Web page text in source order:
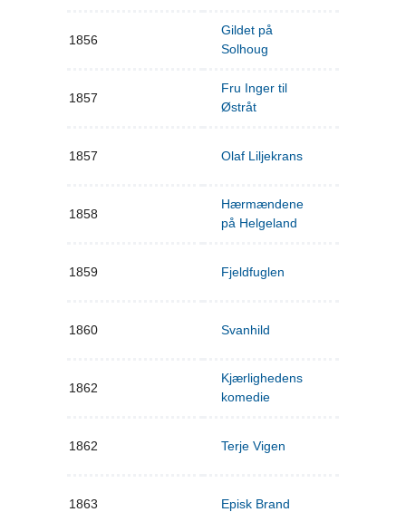
1856
Gildet på
Solhoug
1857
Fru Inger til
Østråt
1857 Olaf Liljekrans
1858
Hærmændene
på Helgeland
1859 Fjeldfuglen
1860 Svanhild
1862
Kjærlighedens
komedie
1862 Terje Vigen
1863 Episk Brand